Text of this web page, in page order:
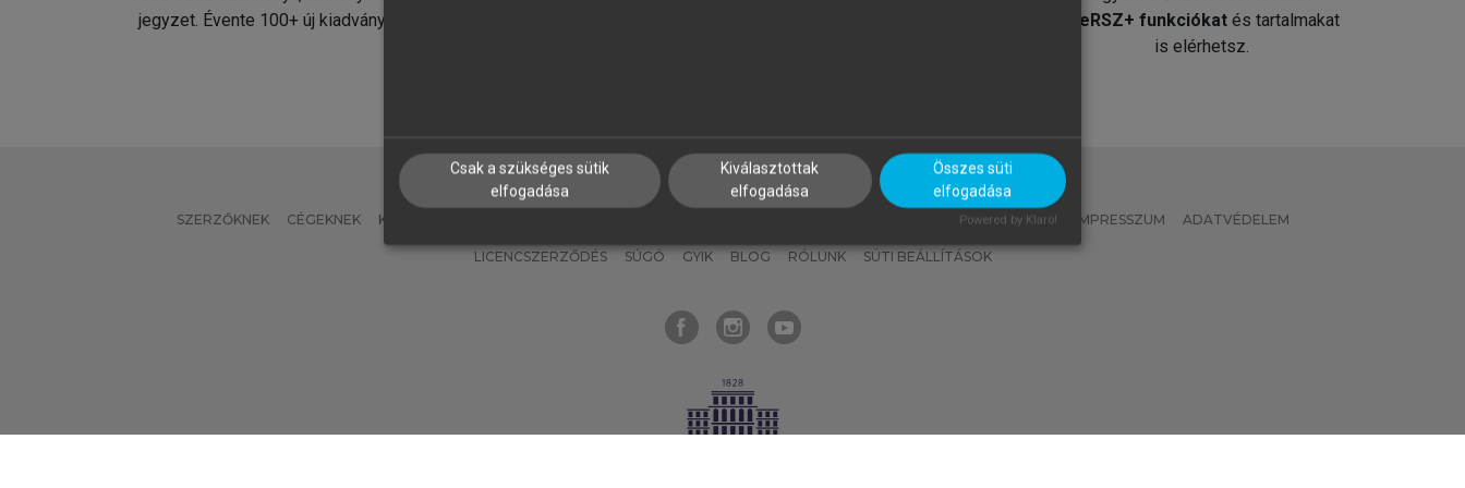
jegyzet. Évente 100+ új kiadvány.
MeRSZ+ funkciókat és tartalmakat
is elérhetsz.
SZERZŐKNEK CÉGEKNEK KÖNYVTÁROSOKNAK MI – ÁLTALÁNOS IRÁNYELVEK IMPRESSZUM ADATVÉDELEM
LICENCSZERZŐDÉS SÚGÓ GYIK BLOG RÓLUNK SÜTI BEÁLLÍTÁSOK
Csak a szükséges sütik
elfogadása
Kiválasztottak
elfogadása
Összes süti
elfogadása
Powered by Klaro!